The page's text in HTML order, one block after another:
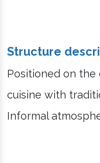
Structure
Positioned on the
cuisine with
Informal